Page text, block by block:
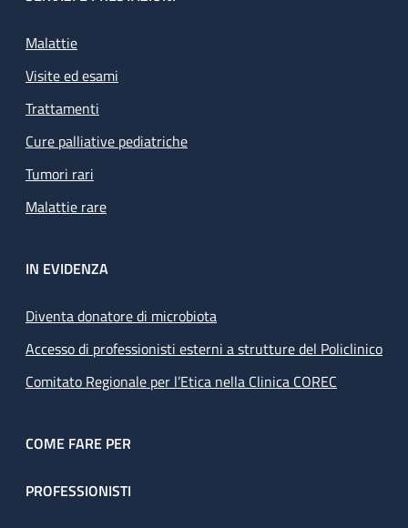
Malattie
Visite ed esami
Trattamenti
Cure palliative pediatriche
Tumori rari
Malattie rare
IN EVIDENZA
Diventa donatore di microbiota
Accesso di professionisti esterni a strutture del Policlinico
Comitato Regionale per l’Etica nella Clinica COREC
COME FARE PER
PROFESSIONISTI